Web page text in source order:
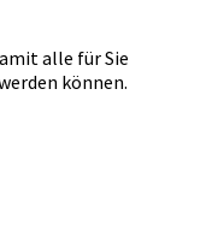
alle für Sie
können.